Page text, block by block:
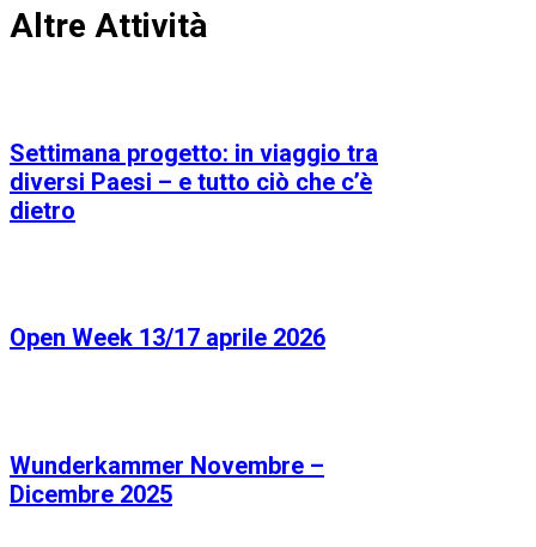
Altre Attività
Settimana progetto: in viaggio tra
diversi Paesi – e tutto ciò che c’è
dietro
Open Week 13/17 aprile 2026
Wunderkammer Novembre –
Dicembre 2025